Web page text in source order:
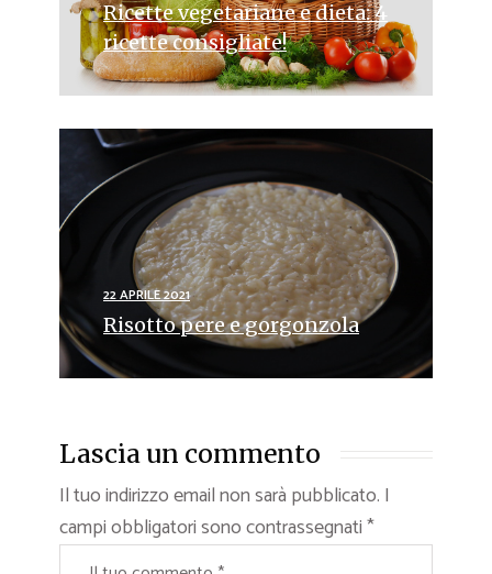
Ricette vegetariane e dieta: 4
ricette consigliate!
22 APRILE 2021
Risotto pere e gorgonzola
Lascia un commento
Il tuo indirizzo email non sarà pubblicato. I
campi obbligatori sono contrassegnati*